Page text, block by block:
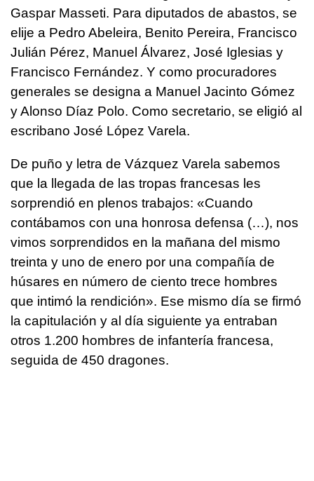
Gaspar Masseti. Para diputados de abastos, se
elije a Pedro Abeleira, Benito Pereira, Francisco
Julián Pérez, Manuel Álvarez, José Iglesias y
Francisco Fernández. Y como procuradores
generales se designa a Manuel Jacinto Gómez
y Alonso Díaz Polo. Como secretario, se eligió al
escribano José López Varela.
De puño y letra de Vázquez Varela sabemos
que la llegada de las tropas francesas les
sorprendió en plenos trabajos: «Cuando
contábamos con una honrosa defensa (…), nos
vimos sorprendidos en la mañana del mismo
treinta y uno de enero por una compañía de
húsares en número de ciento trece hombres
que intimó la rendición». Ese mismo día se firmó
la capitulación y al día siguiente ya entraban
otros 1.200 hombres de infantería francesa,
seguida de 450 dragones.